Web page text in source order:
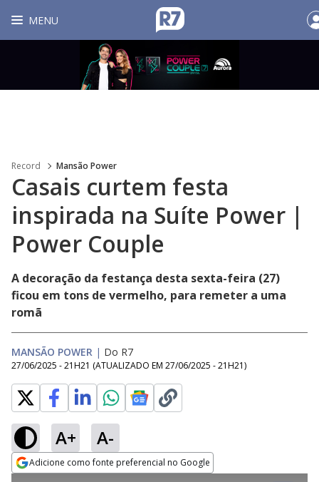
MENU
Record Mansão Power
Casais curtem festa
inspirada na Suíte Power |
Power Couple
A decoração da festança desta sexta-feira (27)
ficou em tons de vermelho, para remeter a uma
romã
MANSÃO POWER | Do R7
27/06/2025 - 21H21 (ATUALIZADO EM 27/06/2025 - 21H21)
A+ A-
Adicione como fonte preferencial no Google
explore